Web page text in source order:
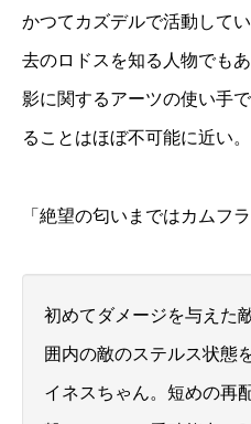
かつてカズデルで活動して
去のロドスを知る人物でもあ
影に関するアーツの使い手
ることはほぼ不可能に近い。
「絶望の匂いまではカムフ
初めてダメージを与えた
囲内の敵のステルス状態
イネスちゃん。短めの再